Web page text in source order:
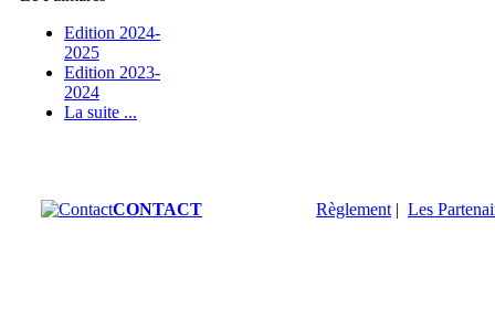
Edition 2024-
2025
Edition 2023-
2024
La suite ...
CONTACT Règlement | Les